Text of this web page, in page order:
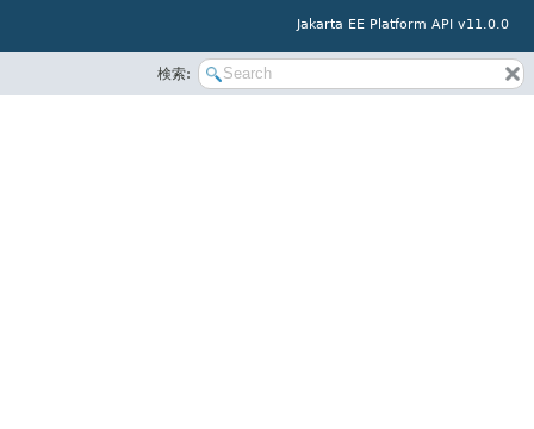
Jakarta EE Platform API v11.0.0
検索: